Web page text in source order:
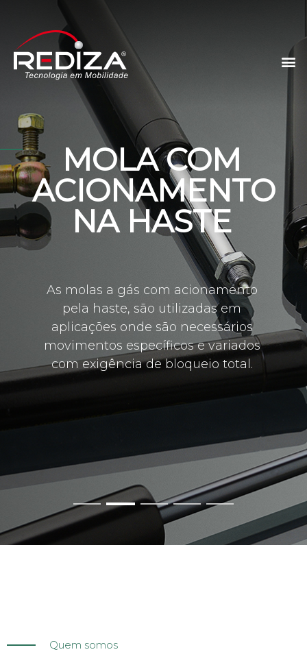
MOLA COM
ACIONAMENTO
NA HASTE
As molas a gás com acionamento
pela haste, são utilizadas em
aplicações onde são necessários
movimentos específicos e variados
com exigência de bloqueio total.
Quem somos